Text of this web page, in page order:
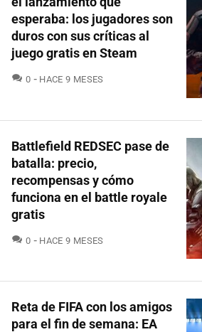
esperaba: los jugadores son
duros con sus críticas al
juego gratis en Steam
0 COMENTARIOS
HACE 9 MESES
Battlefield REDSEC pase de
batalla: precio,
recompensas y cómo
funciona en el battle royale
gratis
0 COMENTARIOS
HACE 9 MESES
Reta de FIFA con los amigos
para el fin de semana: EA